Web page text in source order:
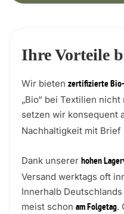
Ihre Vorteile
Wir bieten zertifizierte
„Bio“ bei Textilien
setzen wir konsequent
Nachhaltigkeit mit Brief
Dank unserer hohen
Versand werktags oft
Innerhalb
meist schon am Folgetag.